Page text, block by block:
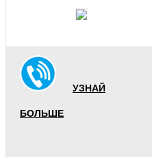
УЗНАЙ
БОЛЬШЕ